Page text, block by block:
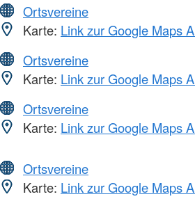
Ortsvereine
Karte: Link zur Google Maps
Ortsvereine
Karte: Link zur Google Maps
Ortsvereine
Karte: Link zur Google Maps
Ortsvereine
Karte: Link zur Google Maps